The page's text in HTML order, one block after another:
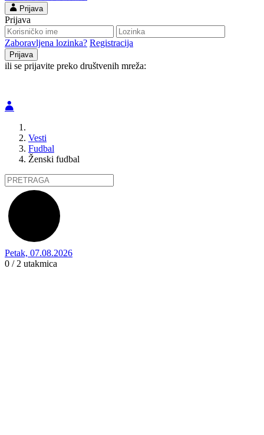
Prijava
Prijava
Zaboravljena lozinka? Registracija
ili se prijavite preko društvenih mreža:
Vesti
Fudbal
Ženski fudbal
Petak, 07.08.2026
0 / 2 utakmica